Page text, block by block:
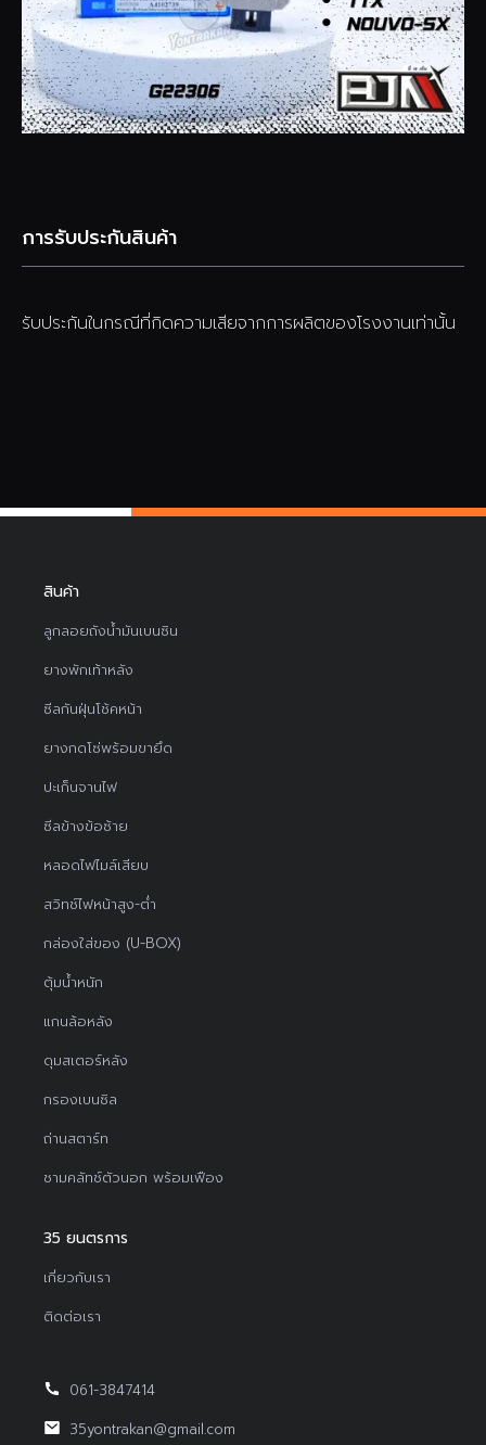
การรับประกันสินค้า
รับประกันในกรณีที่กิดความเสียจากการผลิตของโรงงานเท่านั้น
สินค้า
ลูกลอยถังน้ำมันเบนซิน
ยางพักเท้าหลัง
ซีลกันฝุ่นโช้คหน้า
ยางกดโซ่พร้อมขายึด
ปะเก็นจานไฟ
ซีลข้างข้อซ้าย
หลอดไฟไมล์เสียบ
สวิทช์ไฟหน้าสูง-ต่ำ
กล่องใส่ของ (U-BOX)
ตุ้มน้ำหนัก
แกนล้อหลัง
ดุมสเตอร์หลัง
กรองเบนซิล
ถ่านสตาร์ท
ชามคลัทช์ตัวนอก พร้อมเฟือง
35 ยนตรการ
เกี่ยวกับเรา
ติดต่อเรา
061-3847414
35yontrakan@gmail.com